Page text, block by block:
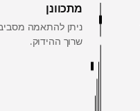
מתכוונן
ניתן להתאמה
שרוך ההידוק.